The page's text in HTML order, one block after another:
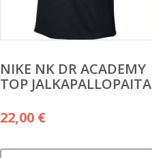
NIKE NK DR ACADEMY
TOP JALKAPALLOPAITA
22,00 €